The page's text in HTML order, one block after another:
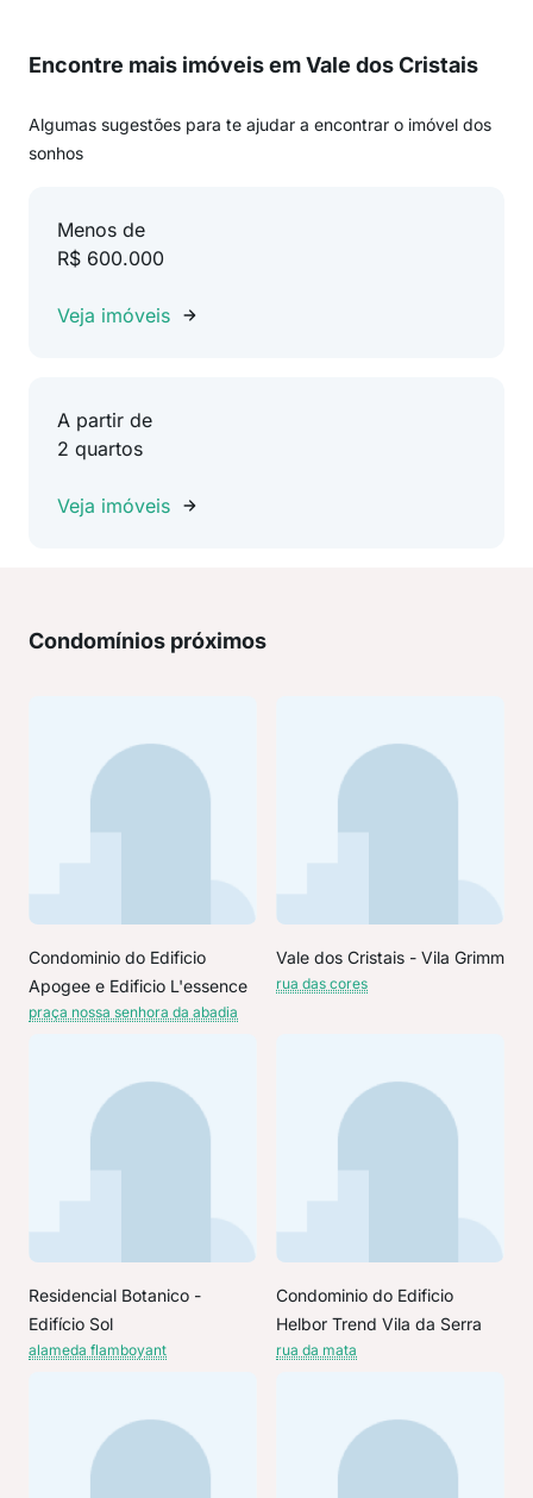
Encontre mais imóveis em Vale dos Cristais
Algumas sugestões para te ajudar a encontrar o imóvel dos
sonhos
Menos de
R$ 600.000
Veja imóveis
A partir de
2 quartos
Veja imóveis
Condomínios próximos
Condominio do Edificio
Apogee e Edificio L'essence
praça nossa senhora da abadia
Vale dos Cristais - Vila Grimm
rua das cores
Residencial Botanico -
Edifício Sol
alameda flamboyant
Condominio do Edificio
Helbor Trend Vila da Serra
rua da mata